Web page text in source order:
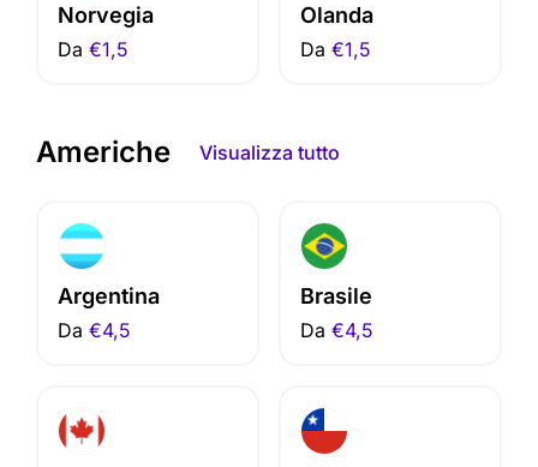
Norvegia
Da €1,5
Olanda
Da €1,5
Americhe Visualizza tutto
Argentina
Da €4,5
Brasile
Da €4,5